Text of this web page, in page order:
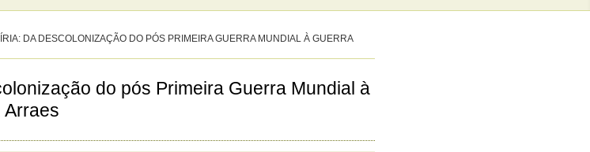
DA DESCOLONIZAÇÃO DO PÓS PRIMEIRA GUERRA MUNDIAL À GUERRA
do pós Primeira Guerra Mundial à
Arraes